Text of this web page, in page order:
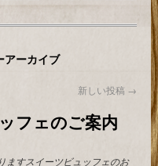
アーカイブ
新しい投稿 →
フェのご案内
ますスイーツビュッフェのお